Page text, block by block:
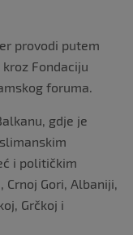
provodi putem
Fondaciju
foruma.
gdje je
i političkim
Crnoj Gori, Albaniji,
Grčkoj i